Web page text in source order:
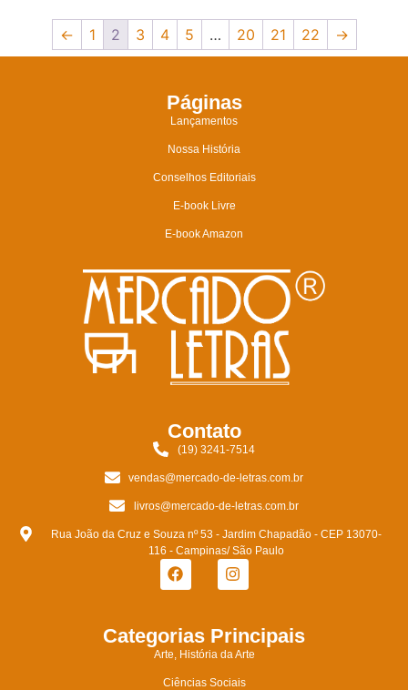
← 1 2 3 4 5 … 20 21 22 →
Páginas
Lançamentos
Nossa História
Conselhos Editoriais
E-book Livre
E-book Amazon
Contato
(19) 3241-7514
vendas@mercado-de-letras.com.br
livros@mercado-de-letras.com.br
Rua João da Cruz e Souza nº 53 - Jardim Chapadão - CEP 13070-
116 - Campinas/ São Paulo
Categorias Principais
Arte, História da Arte
Ciências Sociais